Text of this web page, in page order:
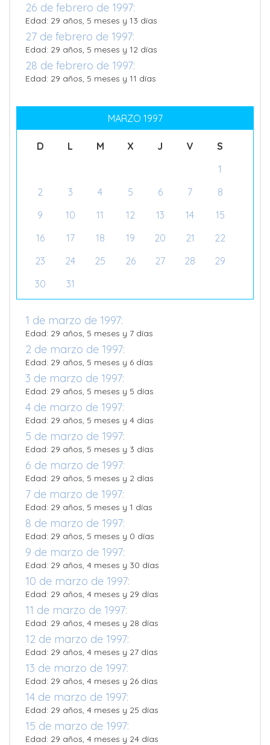
26 de febrero de 1997:
Edad: 29 años, 5 meses y 13 días
27 de febrero de 1997:
Edad: 29 años, 5 meses y 12 días
28 de febrero de 1997:
Edad: 29 años, 5 meses y 11 días
MARZO 1997
D L M X J V
S
1
2
3 4 5 6 7
8
9
10 11 12 13 14
15
16
17 18 19 20 21
22
23
24 25 26 27 28
29
30
31
1 de marzo de 1997:
Edad: 29 años, 5 meses y 7 días
2 de marzo de 1997:
Edad: 29 años, 5 meses y 6 días
3 de marzo de 1997:
Edad: 29 años, 5 meses y 5 días
4 de marzo de 1997:
Edad: 29 años, 5 meses y 4 días
5 de marzo de 1997:
Edad: 29 años, 5 meses y 3 días
6 de marzo de 1997:
Edad: 29 años, 5 meses y 2 días
7 de marzo de 1997:
Edad: 29 años, 5 meses y 1 días
8 de marzo de 1997:
Edad: 29 años, 5 meses y 0 días
9 de marzo de 1997:
Edad: 29 años, 4 meses y 30 días
10 de marzo de 1997:
Edad: 29 años, 4 meses y 29 días
11 de marzo de 1997:
Edad: 29 años, 4 meses y 28 días
12 de marzo de 1997:
Edad: 29 años, 4 meses y 27 días
13 de marzo de 1997:
Edad: 29 años, 4 meses y 26 días
14 de marzo de 1997:
Edad: 29 años, 4 meses y 25 días
15 de marzo de 1997:
Edad: 29 años, 4 meses y 24 días